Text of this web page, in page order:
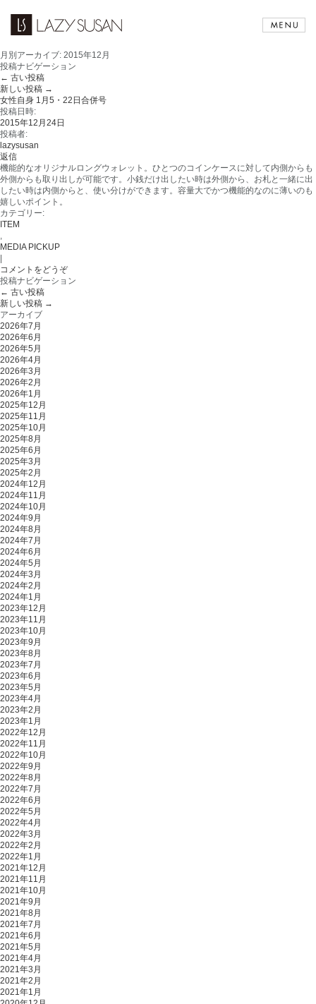
月別アーカイブ: 2015年12月
投稿ナビゲーション
← 古い投稿
新しい投稿 →
女性自身 1月5・22日合併号
投稿日時:
2015年12月24日
投稿者:
lazysusan
返信
機能的なオリジナルロングウォレット。ひとつのコインケースに対して内側からも
外側からも取り出しが可能です。小銭だけ出したい時は外側から、お札と一緒に出
したい時は内側からと、使い分けができます。容量大でかつ機能的なのに薄いのも
嬉しいポイント。
カテゴリー:
ITEM
,
MEDIA PICKUP
コメントをどうぞ
投稿ナビゲーション
← 古い投稿
新しい投稿 →
アーカイブ
2026年7月
2026年6月
2026年5月
2026年4月
2026年3月
2026年2月
2026年1月
2025年12月
2025年11月
2025年10月
2025年8月
2025年6月
2025年3月
2025年2月
2024年12月
2024年11月
2024年10月
2024年9月
2024年8月
2024年7月
2024年6月
2024年5月
2024年3月
2024年2月
2024年1月
2023年12月
2023年11月
2023年10月
2023年9月
2023年8月
2023年7月
2023年6月
2023年5月
2023年4月
2023年2月
2023年1月
2022年12月
2022年11月
2022年10月
2022年9月
2022年8月
2022年7月
2022年6月
2022年5月
2022年4月
2022年3月
2022年2月
2022年1月
2021年12月
2021年11月
2021年10月
2021年9月
2021年8月
2021年7月
2021年6月
2021年5月
2021年4月
2021年3月
2021年2月
2021年1月